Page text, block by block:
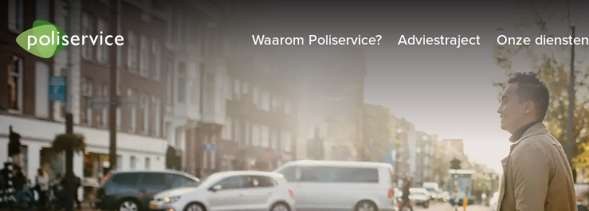
Waarom Poliservice? Adviestraject Onze diensten